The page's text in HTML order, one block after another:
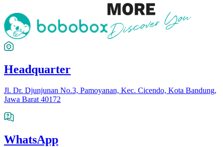
Headquarter
Jl. Dr. Djunjunan No.3, Pamoyanan, Kec. Cicendo, Kota Bandung,
Jawa Barat 40172
WhatsApp